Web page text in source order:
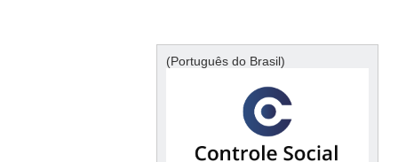
(Português do Brasil)